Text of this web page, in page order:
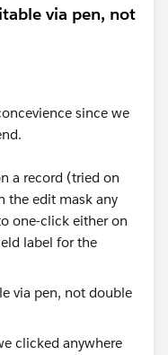
via pen, not
since we
a record (tried on
the edit mask any
one-click either on
label for the
clicked anywhere